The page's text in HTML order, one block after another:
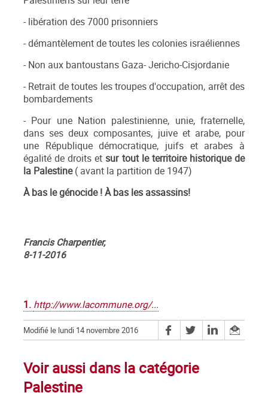
- libération des 7000 prisonniers
- démantèlement de toutes les colonies israéliennes
- Non aux bantoustans Gaza- Jericho-Cisjordanie
- Retrait de toutes les troupes d'occupation, arrêt des
bombardements
- Pour une Nation palestinienne, unie, fraternelle,
dans ses deux composantes, juive et arabe, pour
une République démocratique, juifs et arabes à
égalité de droits etsur tout le territoire historique de
la Palestine( avant la partition de 1947)
À bas le génocide !À bas les assassins!
Francis Charpentier,
8-11-2016
1. http://www.lacommune.org/...
Modifié le lundi 14 novembre 2016
Voir aussi dans la catégorie
Palestine